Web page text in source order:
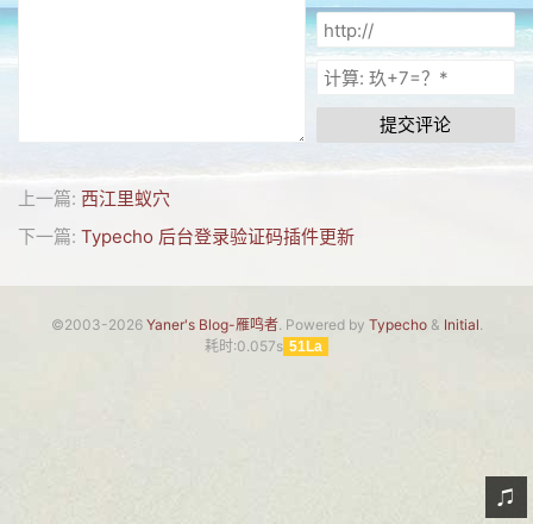
提交评论
上一篇: 西江里蚁穴
下一篇: Typecho 后台登录验证码插件更新
©2003-2026 Yaner's Blog-雁鸣者. Powered by Typecho& Initial.
耗时:0.057s 51La